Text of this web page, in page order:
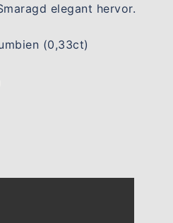
elegant hervor.
(0,33ct)